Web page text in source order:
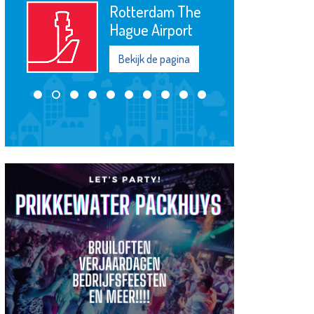
Wij de Westwijk
Bekijk de pagina